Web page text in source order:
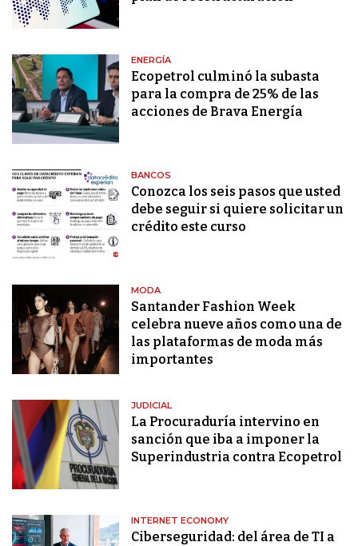
ENERGÍA
Ecopetrol culminó la subasta
para la compra de 25% de las
acciones de Brava Energía
BANCOS
Conozca los seis pasos que usted
debe seguir si quiere solicitar un
crédito este curso
MODA
Santander Fashion Week
celebra nueve años como una de
las plataformas de moda más
importantes
JUDICIAL
La Procuraduría intervino en
sanción que iba a imponer la
Superindustria contra Ecopetrol
INTERNET ECONOMY
Ciberseguridad: del área de TI a